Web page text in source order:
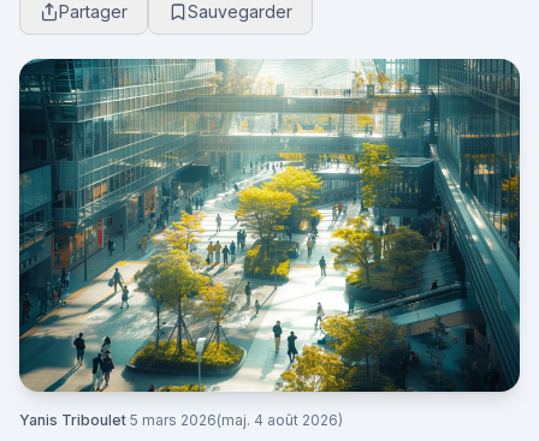
Partager Sauvegarder
Yanis Triboulet·5 mars 2026(maj. 4 août 2026)